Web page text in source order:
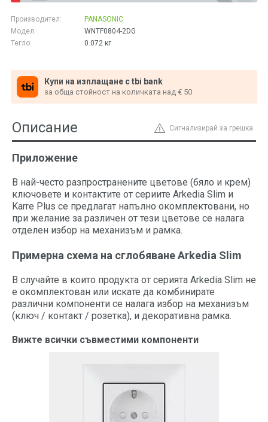
Производител:
PANASONIC
Модел:
WNTF0804-2DG
Тегло:
0.072 кг
Купи на изплащане с tbi bank
за обща стойност на количката над € 50
Сигнализирай за грешка
Описание
Приложение
В най-често разпространените цветове (бяло и крем)
ключовете и контактите от сериите Arkedia Slim и
Karre Plus се предлагат напълно окомплектовани, но
при желание за различен от тези цветове се налага
отделен избор на механизъм и рамка.
Примерна схема на сглобяване Arkedia Slim
В случайте в които продукта от серията Arkedia Slim не
е окомплектован или искате да комбинирате
различни компоненти се налага избор на механизъм
(ключ / контакт / розетка), и декоративна рамка.
Вижте всички съвместими компоненти